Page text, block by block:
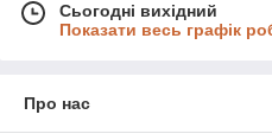
Сьогодні вихідний
Показати весь графік
Про нас